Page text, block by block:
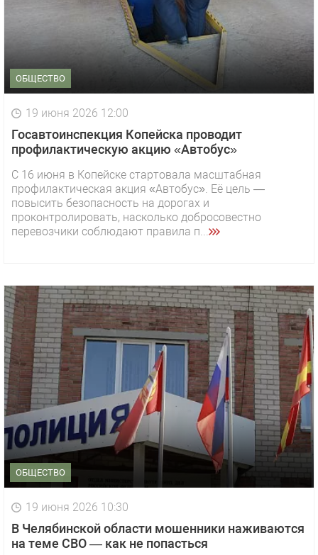
ОБЩЕСТВО
19 июня 2026 12:00
Госавтоинспекция Копейска проводит
профилактическую акцию «Автобус»
С 16 июня в Копейске стартовала масштабная
профилактическая акция «Автобус». Её цель —
повысить безопасность на дорогах и
проконтролировать, насколько добросовестно
перевозчики соблюдают правила п...
ОБЩЕСТВО
19 июня 2026 10:30
В Челябинской области мошенники наживаются
на теме СВО — как не попасться